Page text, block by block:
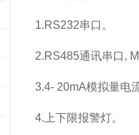
1.RS232串口。
2.RS485通讯串口,
3.4- 20mA模拟量电
4.上下限报警灯。